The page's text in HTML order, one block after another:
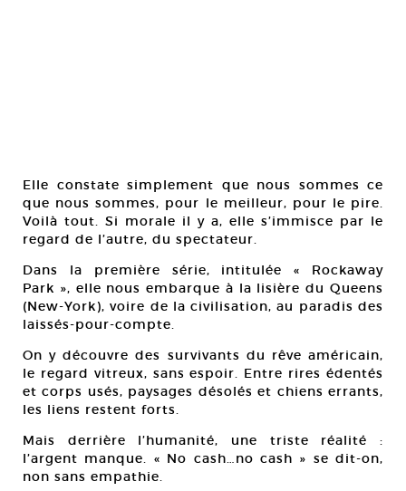
Elle constate simplement que nous sommes ce
que nous sommes, pour le meilleur, pour le pire.
Voilà tout. Si morale il y a, elle s’immisce par le
regard de l’autre, du spectateur.
Dans la première série, intitulée « Rockaway
Park », elle nous embarque à la lisière du Queens
(New-York), voire de la civilisation, au paradis des
laissés-pour-compte.
On y découvre des survivants du rêve américain,
le regard vitreux, sans espoir. Entre rires édentés
et corps usés, paysages désolés et chiens errants,
les liens restent forts.
Mais derrière l’humanité, une triste réalité :
l’argent manque. « No cash…no cash » se dit-on,
non sans empathie.